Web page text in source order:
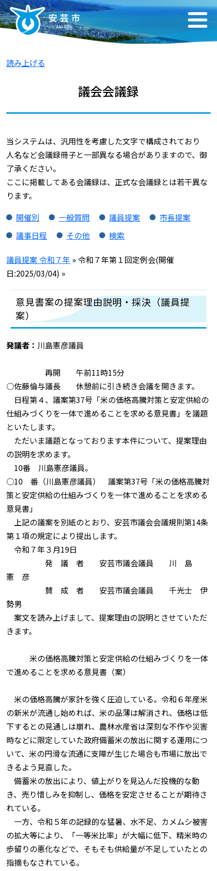
読み上げる
議会会議録
当システムは、汎用性を考慮した文字で構成されており
人名など会議録冊子と一部異なる場合がありますので、御
了承ください。
ここに掲載してある会議録は、正式な会議録とは若干異な
ります。
開催別
一般質問 議員提案
市長提案
議事日程
その他 検索
議員提案 令和７年 » 令和７年第１回定例会(開催
日:2025/03/04) »
意見書案の提案理由説明・採決（議員提
案）
発議者： 川島憲彦議員
再開 午前11時15分
○佐藤倫与議長 休憩前に引き続き会議を開きます。
日程第４、議案第37号「米の価格高騰対策と安定供給の
仕組みづくりを一体で進めることを求める意見書」を議題
といたします。
ただいま議題となっております本件について、提案理由
の説明を求めます。
10番 川島憲彦議員。
○10 番（川島憲彦議員） 議案第37号「米の価格高騰対
策と安定供給の仕組みづくりを一体で進めることを求める
意見書」
上記の議案を別紙のとおり、安芸市議会会議規則第14条
第１項の規定により提出します。
令和７年３月19日
発 議 者 安芸市議会議員 川 島
憲 彦
賛 成 者 安芸市議会議員 千光士 伊
勢男
案文を読み上げまして、提案理由の説明とさせていただ
きます。
米の価格高騰対策と安定供給の仕組みづくりを一体
で進めることを求める意見書（案）
米の価格高騰が家計を強く圧迫している。令和６年産米
の新米が流通し始めれば、米の品薄は解消され、価格は低
下するとの見通しは崩れ、農林水産省は深刻な不作や災害
時などに限定していた政府備蓄米の放出に関する運用につ
いて、米の円滑な流通に支障が生じた場合も市場に放出で
きるよう見直した。
備蓄米の放出により、値上がりを見込んだ投機的な動
き、売り惜しみを抑制し、価格を安定させることが期待さ
れている。
一方、令和５年の記録的な猛暑、水不足、カメムシ被害
の拡大等により、「一等米比率」が大幅に低下、精米時の
歩留りの悪化などで、そもそも供給量が不足していたとの
指摘もなされている。